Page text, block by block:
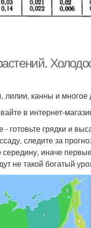
канны и многое
в интернет-
- готовьте грядки и
следите за
иначе
не такой богатый